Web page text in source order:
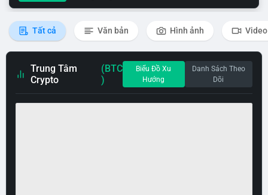
Tất cả Văn bản Hình ảnh Video
Trung Tâm
Crypto
(BTC
)
Biểu Đồ Xu
Hướng
Danh Sách Theo
Dõi